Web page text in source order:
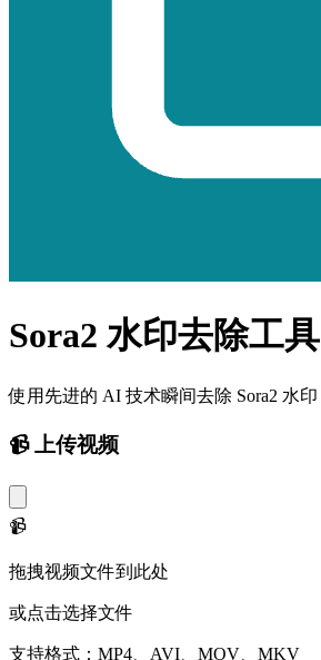
Sora2 水印去除工具
使用先进的 AI 技术瞬间去除 Sora2 水印
📹 上传视频
📹
拖拽视频文件到此处
或点击选择文件
支持格式：MP4、AVI、MOV、MKV